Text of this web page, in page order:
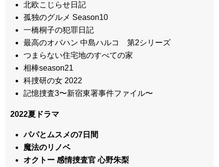
北欧こじらせ日記
孤独のグルメ Season10
一橋桐子の犯罪日記
最高のオバハン 中島ハルコ 第2シリーズ
つまらない住宅地のすべての家
相棒season21
科捜研の女 2022
記憶捜査3〜新宿東署事件ファイル〜
2022夏ドラマ
パパとムスメの7日間
魔法のリノベ
オクトー 感情捜査官 心野朱梨